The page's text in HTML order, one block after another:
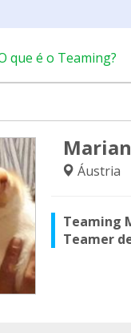
que é o Teaming?
Áustria
Teaming
Teamer